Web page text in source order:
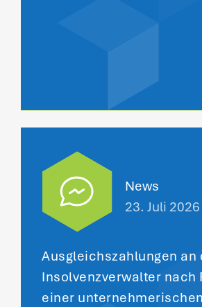
News
23. Juli 2026
Ausgleichszahlungen an
Insolvenzverwalter nach
einer